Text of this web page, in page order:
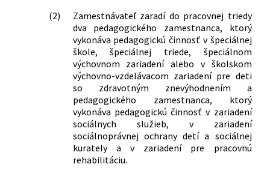
(2)
Zamestnávateľ zaradí do pracovnej triedy
dva pedagogického zamestnanca, ktorý
vykonáva pedagogickú činnosť v špeciálnej
škole, špeciálnej triede, špeciálnom
výchovnom zariadení alebo v školskom
výchovno-vzdelávacom zariadení pre deti
so zdravotným znevýhodnením a
pedagogického zamestnanca, ktorý
vykonáva pedagogickú činnosť v zariadení
sociálnych služieb, v zariadení
sociálnoprávnej ochrany detí a sociálnej
kurately a v zariadení pre pracovnú
rehabilitáciu.